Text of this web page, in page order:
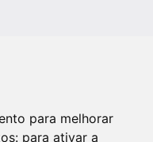
para melhorar
para ativar a